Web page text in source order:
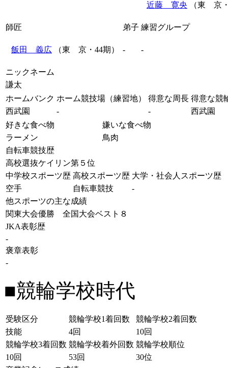
近藤 寛央 （東 京
師匠 弟子 練習グループ
飯田 義広 （東 京・44期） - -
ニックネーム
謙太
ホームバンク ホーム競技場（練習地） 得意な周長 得意な競
西武園
- -
西武園
好きな食べ物
嫌いな食べ物
ラーメン
鳥肉
自転車競技歴
高校選抜ケイリン第５位
中学校スポーツ歴 高校スポーツ歴 大学・社会人スポーツ歴
空手
自転車競技
-
他スポーツの主な成績
関東大会優勝 全国大会ベスト８
JKA表彰歴
-
褒章表彰
-
■競輪学校時代
受験区分 競輪学校1着回数
競輪学校2着回数
技能
4回
10回
競輪学校3着回数 競輪学校着外回数 競輪学校順位
10回
53回
30位